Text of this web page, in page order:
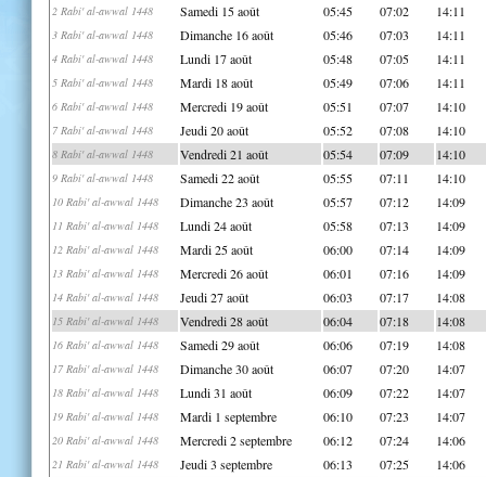
2 Rabi' al-awwal 1448 Samedi 15 août 05:45 07:02 14:11
3 Rabi' al-awwal 1448 Dimanche 16 août 05:46 07:03 14:11
4 Rabi' al-awwal 1448 Lundi 17 août 05:48 07:05 14:11
5 Rabi' al-awwal 1448 Mardi 18 août 05:49 07:06 14:11
6 Rabi' al-awwal 1448 Mercredi 19 août 05:51 07:07 14:10
7 Rabi' al-awwal 1448 Jeudi 20 août 05:52 07:08 14:10
8 Rabi' al-awwal 1448 Vendredi 21 août 05:54 07:09 14:10
9 Rabi' al-awwal 1448 Samedi 22 août 05:55 07:11 14:10
10 Rabi' al-awwal 1448 Dimanche 23 août 05:57 07:12 14:09
11 Rabi' al-awwal 1448 Lundi 24 août 05:58 07:13 14:09
12 Rabi' al-awwal 1448 Mardi 25 août 06:00 07:14 14:09
13 Rabi' al-awwal 1448 Mercredi 26 août 06:01 07:16 14:09
14 Rabi' al-awwal 1448 Jeudi 27 août 06:03 07:17 14:08
15 Rabi' al-awwal 1448 Vendredi 28 août 06:04 07:18 14:08
16 Rabi' al-awwal 1448 Samedi 29 août 06:06 07:19 14:08
17 Rabi' al-awwal 1448 Dimanche 30 août 06:07 07:20 14:07
18 Rabi' al-awwal 1448 Lundi 31 août 06:09 07:22 14:07
19 Rabi' al-awwal 1448 Mardi 1 septembre 06:10 07:23 14:07
20 Rabi' al-awwal 1448 Mercredi 2 septembre 06:12 07:24 14:06
21 Rabi' al-awwal 1448 Jeudi 3 septembre 06:13 07:25 14:06